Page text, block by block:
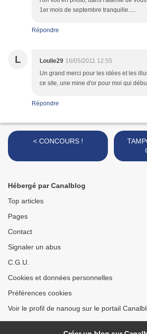
1er mois de septembre tranquille.....
Répondre
L Loulie29 16/05/2011 12:55
Un grand merci pour les idées et les
ce site, une mine d'or pour moi qui
Répondre
< CONCOURS !
Hébergé par Canalblog
Top articles
Pages
Contact
Signaler un abus
C.G.U.
Cookies et données personnelles
Préférences cookies
Voir le profil de nanoug sur le portail